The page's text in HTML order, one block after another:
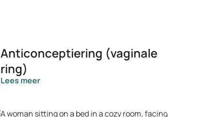
Anticonceptiering (vaginale
ring)
Lees meer